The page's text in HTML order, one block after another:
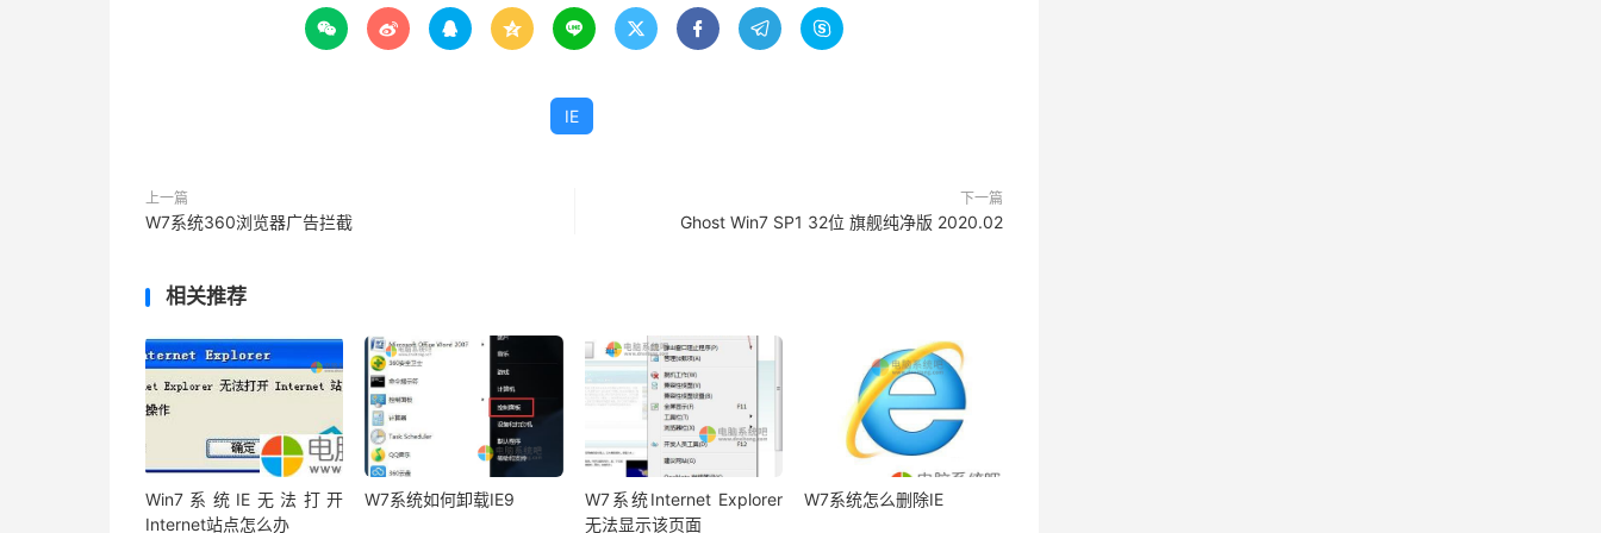
        
IE
上一篇
W7系统360浏览器广告拦截
下一篇
Ghost Win7 SP1 32位 旗舰纯净版 2020.02
相关推荐
Win7系统IE无法打开
Internet站点怎么办
W7系统如何卸载IE9
W7系统Internet Explorer
无法显示该页面
W7系统怎么删除IE